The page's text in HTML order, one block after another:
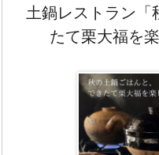
土鍋レストラン「
たて栗大福を